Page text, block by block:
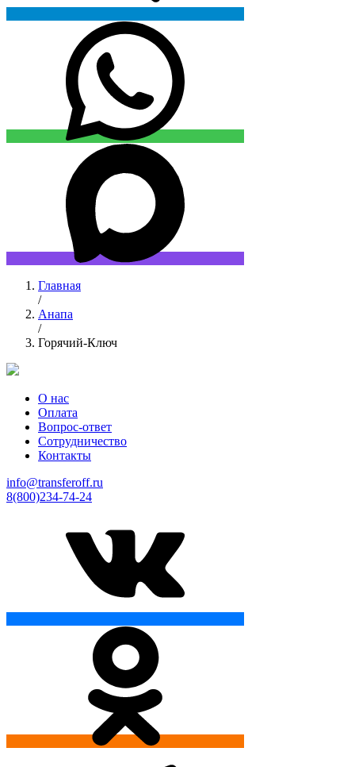
Главная
/
Анапа
/
Горячий-Ключ
О нас
Оплата
Вопрос-ответ
Сотрудничество
Контакты
info@transferoff.ru
8(800)234-74-24